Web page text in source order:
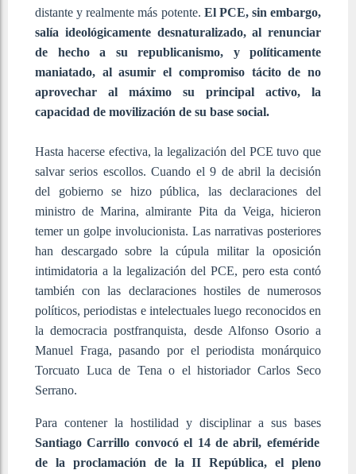
distante y realmente más potente. El PCE, sin embargo,
salía ideológicamente desnaturalizado, al renunciar
de hecho a su republicanismo, y políticamente
maniatado, al asumir el compromiso tácito de no
aprovechar al máximo su principal activo, la
capacidad de movilización de su base social.
Hasta hacerse efectiva, la legalización del PCE tuvo que
salvar serios escollos. Cuando el 9 de abril la decisión
del gobierno se hizo pública, las declaraciones del
ministro de Marina, almirante Pita da Veiga, hicieron
temer un golpe involucionista. Las narrativas posteriores
han descargado sobre la cúpula militar la oposición
intimidatoria a la legalización del PCE, pero esta contó
también con las declaraciones hostiles de numerosos
políticos, periodistas e intelectuales luego reconocidos en
la democracia postfranquista, desde Alfonso Osorio a
Manuel Fraga, pasando por el periodista monárquico
Torcuato Luca de Tena o el historiador Carlos Seco
Serrano.
Para contener la hostilidad y disciplinar a sus bases
Santiago Carrillo convocó el 14 de abril, efeméride
de la proclamación de la II República, el pleno